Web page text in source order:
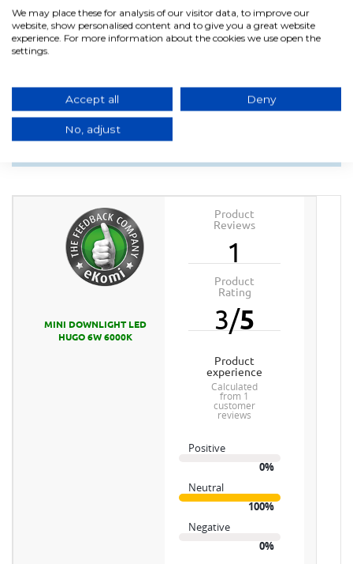
Ra-CRI
≥ 80
Ângulo de luz
120O
MINI DOWNLIGHT LED
HUGO 6W 6000K
Product
Reviews
1
Product
Rating
3/5
product
experience
calculated
from 1
customer
reviews
Positive
0%
Neutral
100%
Negative
0%
We may place these for analysis of our visitor data, to improve our
website, show personalised content and to give you a great website
experience. For more information about the cookies we use open the
settings.
Accept all Deny
No, adjust